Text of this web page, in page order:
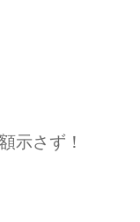
示さず！